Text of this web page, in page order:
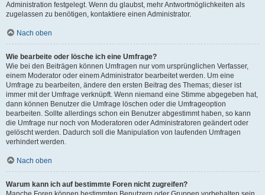
Administration festgelegt. Wenn du glaubst, mehr Antwortmöglichkeiten als
zugelassen zu benötigen, kontaktiere einen Administrator.
Nach oben
Wie bearbeite oder lösche ich eine Umfrage?
Wie bei den Beiträgen können Umfragen nur vom ursprünglichen Verfasser,
einem Moderator oder einem Administrator bearbeitet werden. Um eine
Umfrage zu bearbeiten, ändere den ersten Beitrag des Themas; dieser ist
immer mit der Umfrage verknüpft. Wenn niemand eine Stimme abgegeben hat,
dann können Benutzer die Umfrage löschen oder die Umfrageoption
bearbeiten. Sollte allerdings schon ein Benutzer abgestimmt haben, so kann
die Umfrage nur noch von Moderatoren oder Administratoren geändert oder
gelöscht werden. Dadurch soll die Manipulation von laufenden Umfragen
verhindert werden.
Nach oben
Warum kann ich auf bestimmte Foren nicht zugreifen?